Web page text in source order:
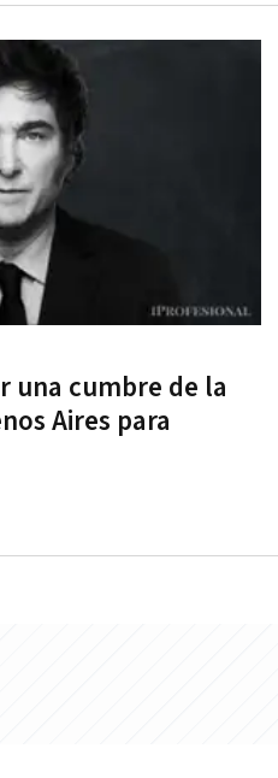
una cumbre de la
Aires para